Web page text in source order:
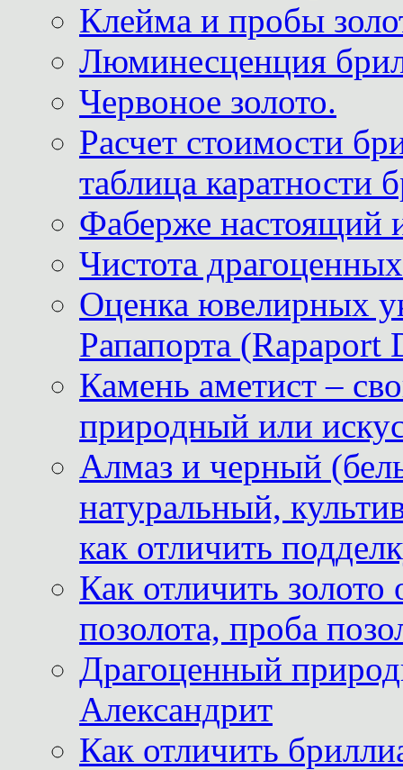
Клейма и пробы
Люминесценция
Червоное золото.
Расчет стоимости
таблица каратности
Фаберже настоящий
Чистота
Оценка ювелирных
Рапапорта (Rapaport
Камень аметист –
природный или
Алмаз и черный
натуральный,
как отличить
Как отличить
позолота, проба
Драгоценный
Александрит
Как отличить